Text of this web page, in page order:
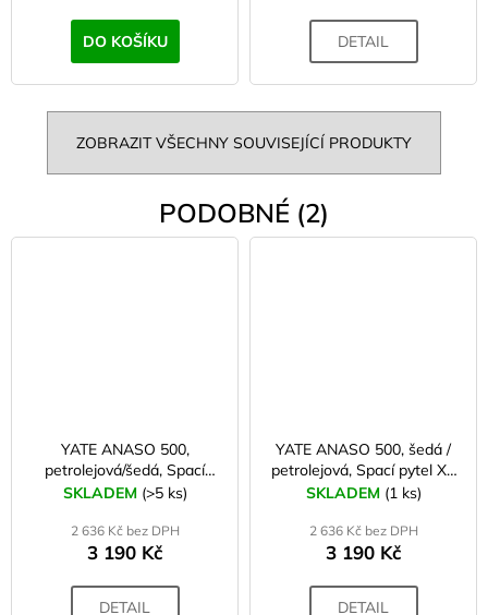
DO KOŠÍKU DETAIL
ZOBRAZIT VŠECHNY SOUVISEJÍCÍ PRODUKTY
PODOBNÉ (2)
YATE ANASO 500,
petrolejová/šedá, Spací
pytel L + vak na uložení
SKLADEM (>5 ks)
2 636 Kč bez DPH
3 190 Kč
DETAIL
YATE ANASO 500, šedá /
petrolejová, Spací pytel XL
+ vak na uložení
SKLADEM (1 ks)
2 636 Kč bez DPH
3 190 Kč
DETAIL